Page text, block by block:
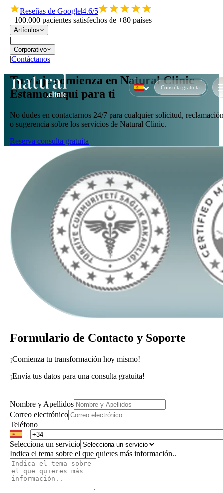
Reseñas de Google|4.6/5
+100.000 pacientes satisfechos de +80 países
Artículos
|
Corporativo
|Contáctanos
Consulta gratuita
Tu viaje comienza en Natural Clinic
Estamos aquí para ti
No dudes en contactarnos 24/7 para cualquier solicitud, reclamación
o sugerencia sobre los servicios de Natural Clinic.
Reserva consulta gratuita
Formulario de Contacto y Soporte
¡Comienza tu transformación hoy mismo!
¡Envía tus datos para una consulta gratuita!
Nombre y Apellidos
Correo electrónico
Teléfono
Selecciona un servicio
Indica el tema sobre el que quieres más información..